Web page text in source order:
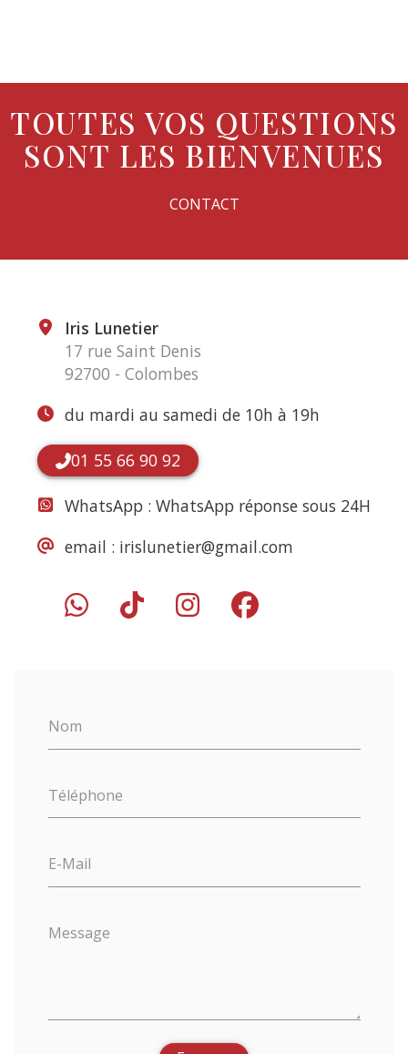
TOUTES VOS QUESTIONS
SONT LES BIENVENUES
CONTACT
Nom
Téléphone
E-Mail
Message
Iris Lunetier
17 rue Saint Denis
92700 - Colombes
du mardi au samedi de 10h à 19h
01 55 66 90 92
WhatsApp : WhatsApp réponse sous 24H
email : irislunetier@gmail.com